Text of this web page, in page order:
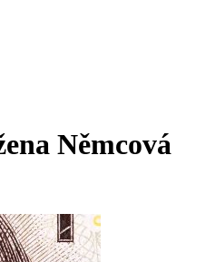
Němcová